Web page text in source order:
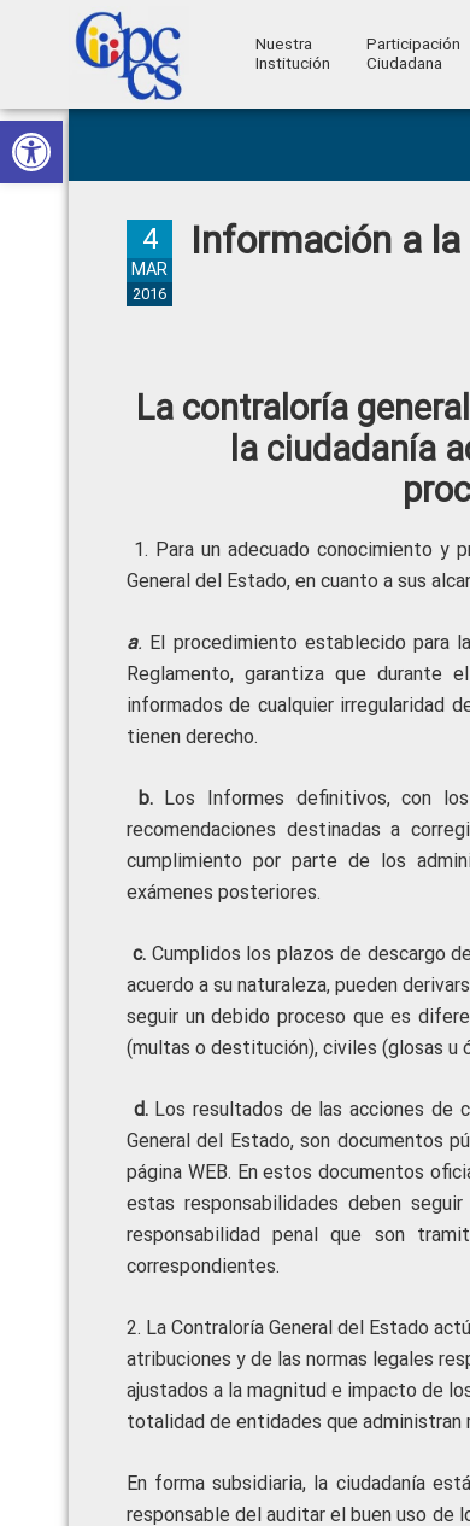
Abrir barra de herramientas
Skip
to
primary
Skip
to
main
Skip
to
primary
Skip
to
footer
Ciudadana
Control
Ciudadano
Nuestra
Institución
Participación
Ciudadana
Información a
4
MAR
2016
La contraloría
la ciudadanía
1. Para un adecuado conocimiento y
General del Estado, en cuanto a sus
a. El procedimiento establecido para
Reglamento, garantiza que durante
informados de cualquier irregularidad
tienen derecho.
b. Los Informes definitivos, con
recomendaciones destinadas a
cumplimiento por parte de los
exámenes posteriores.
c. Cumplidos los plazos de descargo
acuerdo a su naturaleza, pueden
seguir un debido proceso que es
(multas o destitución), civiles (glosas u
d.Los resultados de las acciones de
General del Estado, son documentos
página WEB. En estos documentos
estas responsabilidades deben
responsabilidad penal que son
correspondientes.
2. La Contraloría General del Estado
atribuciones y de las normas legales
ajustados a la magnitud e impacto de
totalidad de entidades que administran
En forma subsidiaria, la ciudadanía
responsable del auditar el buen uso de